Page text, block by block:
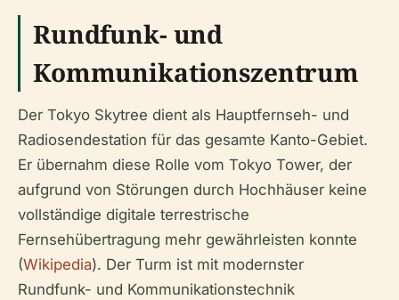
Rundfunk- und
Kommunikationszentrum
Der Tokyo Skytree dient als Hauptfernseh- und
Radiosendestation für das gesamte Kanto-Gebiet.
Er übernahm diese Rolle vom Tokyo Tower, der
aufgrund von Störungen durch Hochhäuser keine
vollständige digitale terrestrische
Fernsehübertragung mehr gewährleisten konnte
(Wikipedia). Der Turm ist mit modernster
Rundfunk- und Kommunikationstechnik